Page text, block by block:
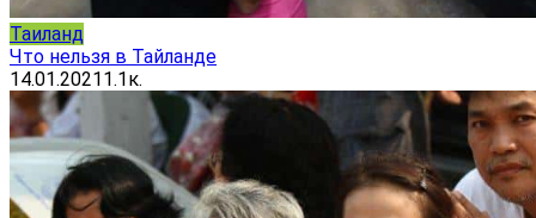
Таиланд
Что нельзя в Тайланде
14.01.20211.1к.